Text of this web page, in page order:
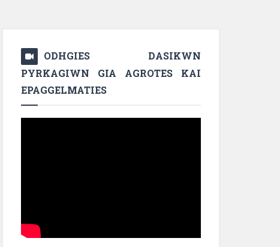
ODHGIES DASIKWN
PYRKAGIWN GIA AGROTES KAI
EPAGGELMATIES